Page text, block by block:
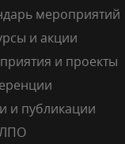
мероприятий
и акции
и проекты
и публикации